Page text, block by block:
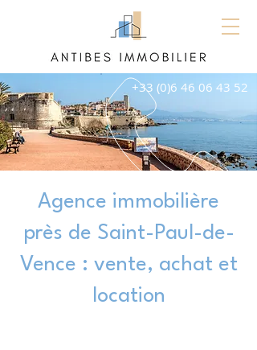
+33 (0)6 46 06 43 52
Agence immobilière
près de Saint-Paul-de-
Vence : vente, achat et
location